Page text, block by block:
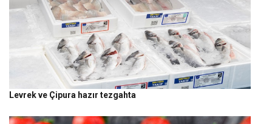
Levrek ve Çipura hazır tezgahta